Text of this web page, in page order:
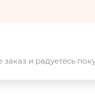
заказ и радуетесь